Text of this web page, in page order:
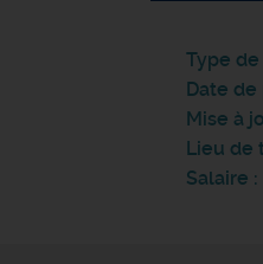
Type
Date
Mise à
Lieu de
Salaire